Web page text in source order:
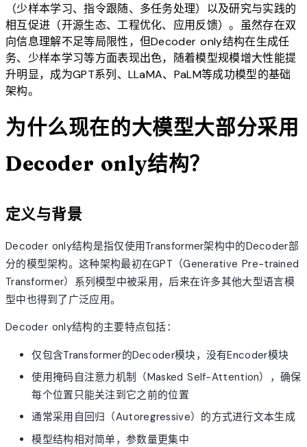
（少样本学习、指令跟随、多任务处理）以及研究与实践的
相互促进（开源生态、工程优化、应用反馈）。虽然存在双
向信息理解不足等局限性，但Decoder only结构在生成任
务、少样本学习等方面表现出色，随着模型规模增大性能提
升明显，成为GPT系列、LLaMA、PaLM等成功模型的基础
架构。
为什么现在的大模型大部分采用
Decoder only结构？
定义与背景
Decoder only结构是指仅使用Transformer架构中的Decoder部
分的模型架构。这种架构最初在GPT（Generative Pre-trained
Transformer）系列模型中被采用，后来在许多其他大型语言模
型中也得到了广泛应用。
Decoder only结构的主要特点包括：
仅包含Transformer的Decoder模块，没有Encoder模块
使用掩码自注意力机制（Masked Self-Attention），确保
每个位置只能关注到它之前的位置
通常采用自回归（Autoregressive）的方式进行文本生成
模型结构相对简单，参数量更集中